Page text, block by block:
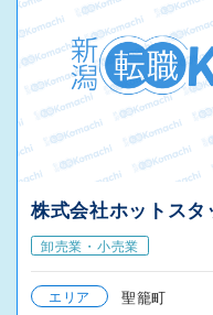
株式会社ホットス
卸売業・小売業
エリア 聖籠町